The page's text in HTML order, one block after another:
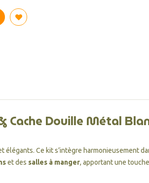
Cache Douille Métal
élégants. Ce kit s’intègre harmonieusement
et des salles à manger, apportant une